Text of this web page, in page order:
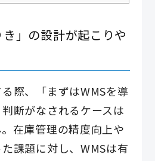
」の設計が起こりや
際、「まずはWMSを導
断がなされるケースは
在庫管理の精度向上や
課題に対し、WMSは有